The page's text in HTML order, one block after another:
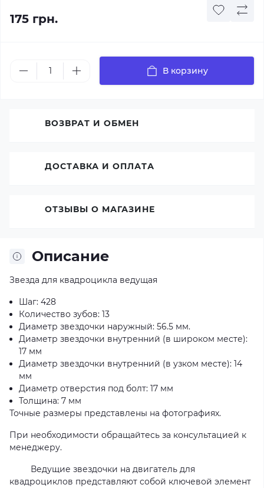
175 грн.
В корзину
Описание
Звезда для квадроцикла ведущая
Шаг: 428
Количество зубов: 13
Диаметр звездочки наружный: 56.5 мм.
Диаметр звездочки внутренний (в широком месте):
17 мм
Диаметр звездочки внутренний (в узком месте): 14
мм
Диаметр отверстия под болт: 17 мм
Толщина: 7 мм
Точные размеры представлены на фотографиях.
При необходимости обращайтесь за консультацией к
менеджеру.
Ведущие звездочки на двигатель для
квадроциклов представляют собой ключевой элемент
ВОЗВРАТ И ОБМЕН
ДОСТАВКА И ОПЛАТА
ОТЗЫВЫ О МАГАЗИНЕ